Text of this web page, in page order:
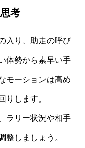
考
入り、助走の呼び
体勢から素早い手
モーションは高め
りします。
ラリー状況や相手
整しましょう。